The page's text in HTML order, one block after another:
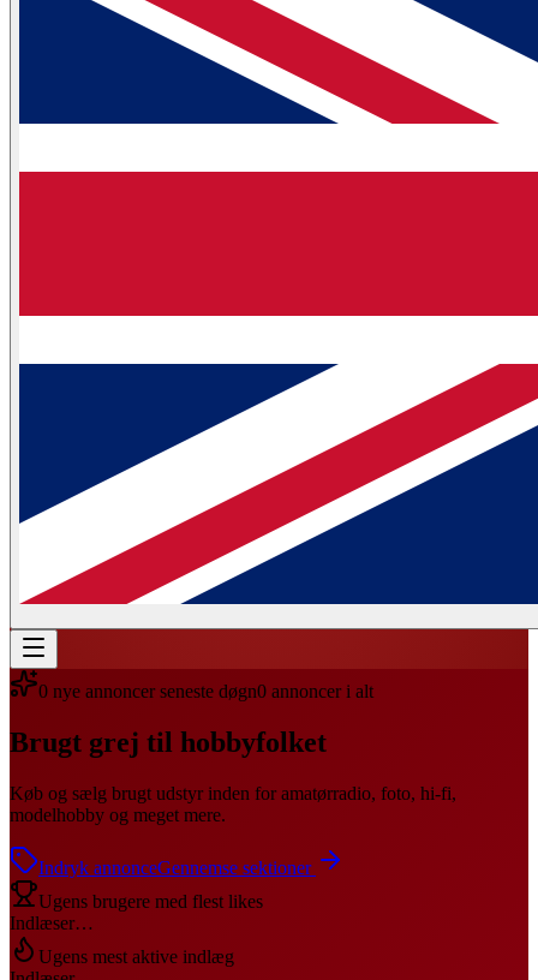
0 nye annoncer seneste døgn0 annoncer i alt
Brugt grej til hobbyfolket
Køb og sælg brugt udstyr inden for amatørradio, foto, hi-fi,
modelhobby og meget mere.
Indryk annonceGennemse sektioner
Ugens brugere med flest likes
Indlæser…
Ugens mest aktive indlæg